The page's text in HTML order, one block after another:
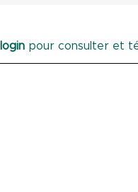
login pour consulter et